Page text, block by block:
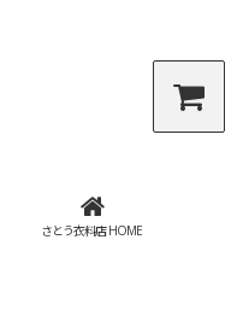
さとう衣料店 HOME